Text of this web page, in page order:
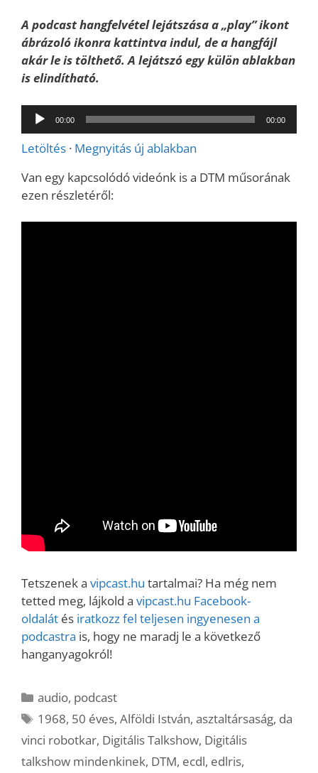
A podcast hangfelvétel lejátszása a „play” ikont
ábrázoló ikonra kattintva indul, de a hangfájl
akár le is tölthető. A lejátszó egy külön ablakban
is elindítható.
Audió
lejátszó
00:00 00:00
Letöltés · Megnyitás új ablakban
Van egy kapcsolódó videónk is a DTM műsorának
ezen részletéről:
Tetszenek a vipcast.hu tartalmai? Ha még nem
tetted meg, lájkold a vipcast.hu Facebook-
oldalát és iratkozz fel teljesen ingyenesen a
podcastra is, hogy ne maradj le a következő
hanganyagokról!
Kategória
audio, podcast
Címkék
1968, 50 éves,Alföldi István,asztaltársaság, da
vinci robotkar, Digitális Talkshow, Digitális
talkshow mindenkinek, DTM, ecdl, edlris,